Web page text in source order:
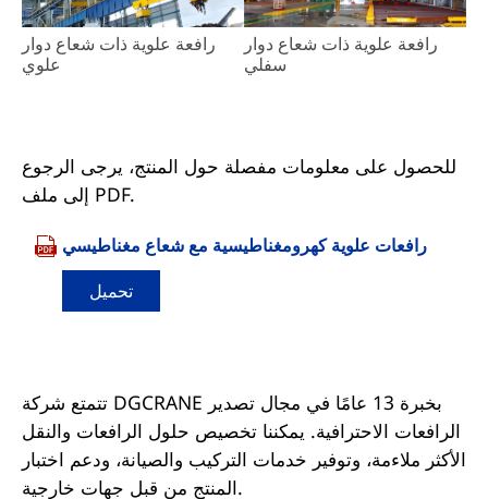
رافعة علوية ذات شعاع دوار
علوي
رافعة علوية ذات شعاع دوار
سفلي
للحصول على معلومات مفصلة حول المنتج، يرجى الرجوع
إلى ملف PDF.
رافعات علوية كهرومغناطيسية مع شعاع مغناطيسي
تحميل
تتمتع شركة DGCRANE بخبرة 13 عامًا في مجال تصدير
الرافعات الاحترافية. يمكننا تخصيص حلول الرافعات والنقل
الأكثر ملاءمة، وتوفير خدمات التركيب والصيانة، ودعم اختبار
المنتج من قبل جهات خارجية.